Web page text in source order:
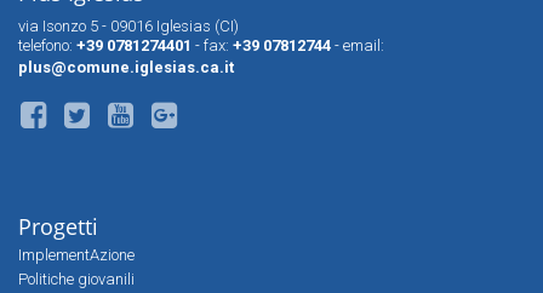
via Isonzo 5 - 09016 Iglesias (CI)
telefono: +39 0781274401 - fax: +39 07812744 - email:
plus@comune.iglesias.ca.it
Progetti
ImplementAzione
Politiche giovanili